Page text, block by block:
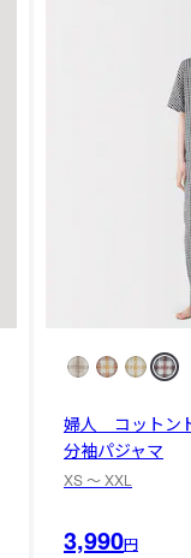
婦人 コットン
分袖パジャマ
XS 〜 XXL
3,990円